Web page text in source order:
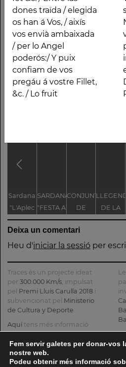
dones traïda / elegida
os han á Vos, / aixís
vos envià ambaixada
/ per lo Angel
poderós:/ Y puix
confiam de vos
pregáu á vostre Fillet,
&c. / Lo fruit
salutis exordium
Nativitatits ejus
votiva solemnitas
pacis, tribuat
incrementum. Per
eumdem Christum
Dominum Nostrum. /
Entre las dones traïda /
elegida os han á Vos, /
aixís vos envià
ambaixada / per lo
Angel poderós:/ Y puix
confiam de vos pregáu
á vostre Fillet, &c. / Lo
fruit Benaventurat /
existit salutis
exordium Nativitatits
ejus votiva solemnitas
pacis, tribuat
incrementum. Per
eumdem Christum
Dominum Nostrum. /
Sardana
"L'Aplec
d'Artés"
SARDANA
"FESTA A
CASTELLET"
CONJUNT
DE
LLEGENDES
VINCULADES
AL CAMÍ
DE LA
MARE
Deixa un comentari
Heu d'iniciar la sessió per
Traces és un projecte ideat
per 300.000 Km/s , impulsat
pel Premi Lluís Carulla 2018 i
subvencionat pel Ministerio
de Cultura y Deporte
Aquí tens més informació
sobre el projecte
Si ens vols contactar pots fer-
ho a info@tracesmap.org
El
, l'
Fem servir galetes per donar-vos
nostre web.
Podeu obtenir més informació